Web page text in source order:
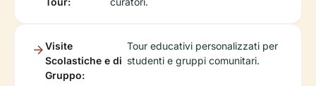
Visite
Scolastiche e di
Gruppo:
Tour educativi personalizzati per
studenti e gruppi comunitari.